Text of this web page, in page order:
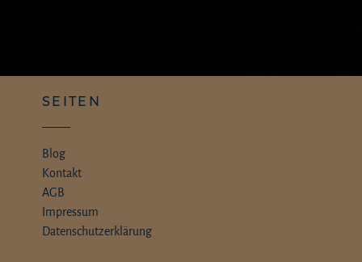
SEITEN
Blog
Kontakt
AGB
Impressum
Datenschutzerklärung